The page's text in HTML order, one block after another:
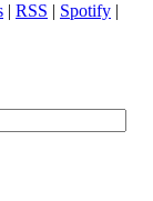
| RSS | Spotify |